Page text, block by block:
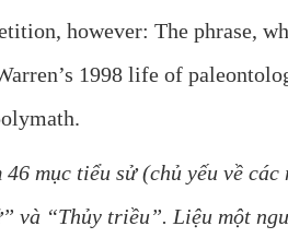
however: The phrase,
1998 life of
mục tiểu sử (chủ yếu về các
và “Thủy triều”. Liệu một